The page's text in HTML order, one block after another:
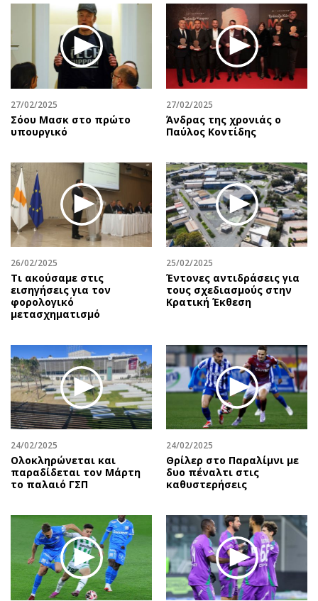
27/02/2025
Σόου Μασκ στο πρώτο
υπουργικό
27/02/2025
Άνδρας της χρονιάς ο
Παύλος Κοντίδης
26/02/2025
Τι ακούσαμε στις
εισηγήσεις για τον
φορολογικό
μετασχηματισμό
25/02/2025
Έντονες αντιδράσεις για
τους σχεδιασμούς στην
Κρατική Έκθεση
24/02/2025
Ολοκληρώνεται και
παραδίδεται τον Μάρτη
το παλαιό ΓΣΠ
24/02/2025
Θρίλερ στο Παραλίμνι με
δυο πέναλτι στις
καθυστερήσεις